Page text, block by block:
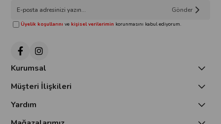
Gönder
Üyelik koşullarını vekişisel verilerimin korunmasını kabul ediyorum.
Kurumsal
Müşteri İlişkileri
Yardım